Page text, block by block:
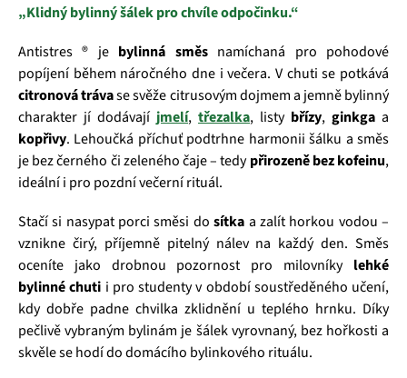
„Klidný bylinný šálek pro chvíle odpočinku.“
Antistres ® je bylinná směsnamíchaná pro pohodové
popíjení během náročného dne i večera. V chuti se potkává
citronová trávase svěže citrusovým dojmem a jemně bylinný
charakter jí dodávají jmelí, třezalka, listy břízy, ginkga a
kopřivy. Lehoučká příchuť podtrhne harmonii šálku a směs
je bez černého či zeleného čaje – tedypřirozeně bez kofeinu,
ideální i pro pozdní večerní rituál.
Stačí si nasypat porci směsi dosítka a zalít horkou vodou –
vznikne čirý, příjemně pitelný nálev na každý den. Směs
oceníte jako drobnou pozornost pro milovníky lehké
bylinné chuti i pro studenty v období soustředěného učení,
kdy dobře padne chvilka zklidnění u teplého hrnku. Díky
pečlivě vybraným bylinám je šálek vyrovnaný, bez hořkosti a
skvěle se hodí do domácího bylinkového rituálu.